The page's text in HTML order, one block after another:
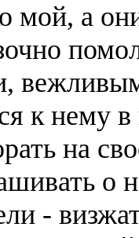
мой, а
к нему в
на
о
-